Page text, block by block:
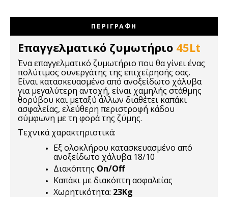
ΠΕΡΙΓΡΑΦΉ
Επαγγελματικό ζυμωτήριο 45Lt
Ένα επαγγελματικό ζυμωτήριο που θα γίνει ένας
πολύτιμος συνεργάτης της επιχείρησής σας.
Είναι κατασκευασμένο από ανοξείδωτο χάλυβα
για μεγαλύτερη αντοχή, είναι χαμηλής στάθμης
θορύβου και μεταξύ άλλων διαθέτει καπάκι
ασφαλείας, ελεύθερη περιστροφή κάδου
σύμφωνη με τη φορά της ζύμης.
Τεχνικά χαρακτηριστικά:
Εξ ολοκλήρου κατασκευασμένo από
ανοξείδωτο χάλυβα 18/10
Διακόπτης On/Off
Καπάκι με διακόπτη ασφαλείας
Χωρητικότητα: 23Kg